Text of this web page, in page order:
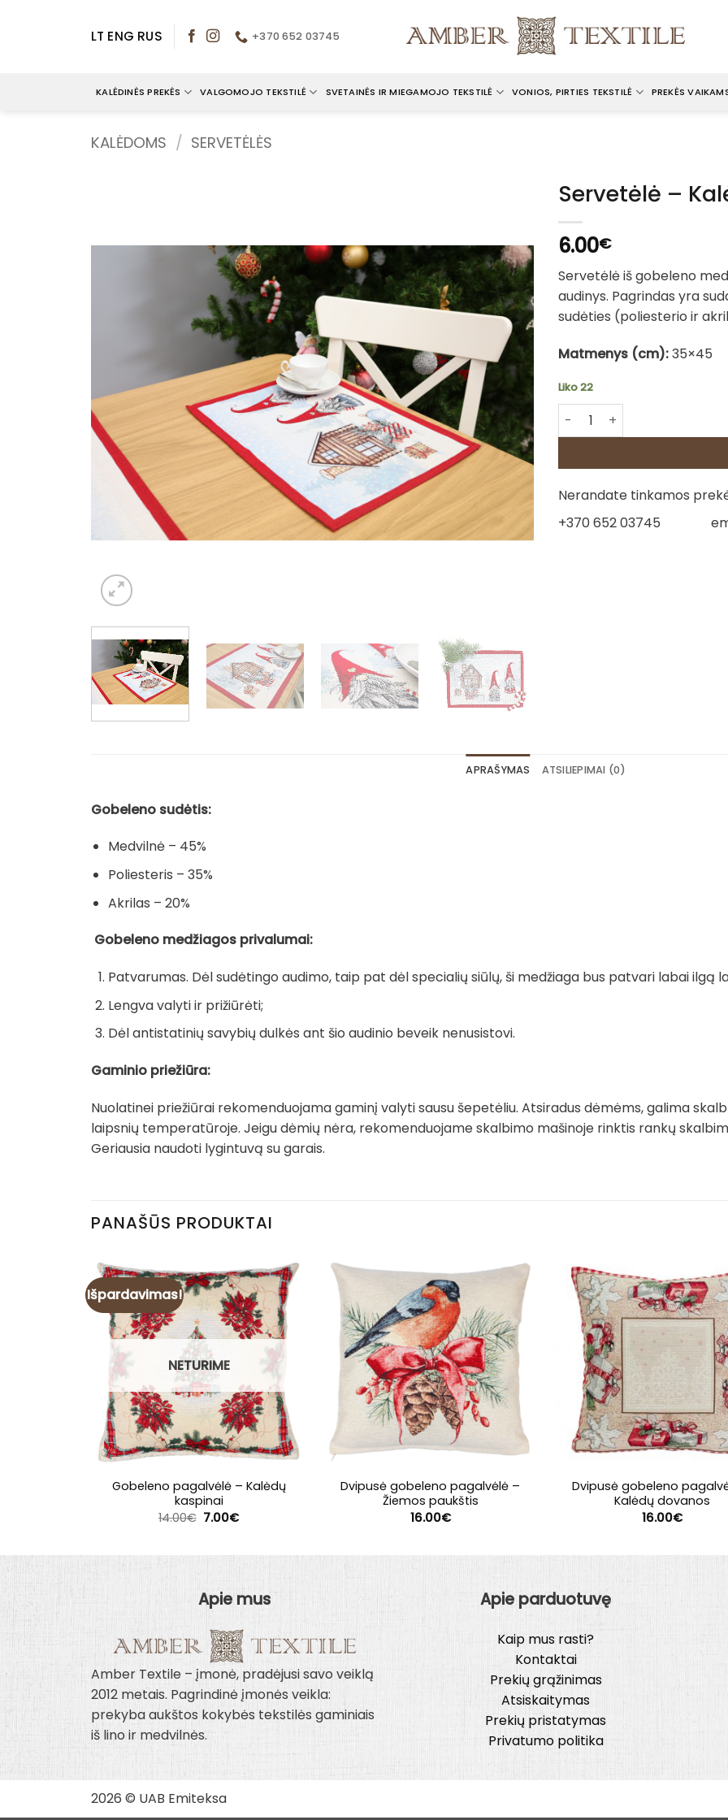
LT ENG RUS +370 652 03745
KALĖDINĖS PREKĖS VALGOMOJO TEKSTILĖ SVETAINĖS IR MIEGAMOJO TEKSTILĖ VONIOS, PIRTIES TEKSTILĖ PREKĖS
KALĖDOMS / SERVETĖLĖS
Servetėlė –
6.00€
Servetėlė iš gobeleno
audinys. Pagrindas yra
sudėties (poliesterio ir
Matmenys (cm):35×45
Liko 22
produkto kiekis: Servetėlė
Nerandate tinkamos
+370 652 03745
APRAŠYMAS ATSILIEPIMAI (0)
Gobeleno sudėtis:
Medvilnė – 45%
Poliesteris – 35%
Akrilas – 20%
Gobeleno medžiagos privalumai:
Patvarumas. Dėl sudėtingo audimo, taip pat dėl specialių siūlų, ši medžiaga bus patvari labai ilgą
Lengva valyti ir prižiūrėti;
Dėl antistatinių savybių dulkės ant šio audinio beveik nenusistovi.
Gaminio priežiūra:
Nuolatinei priežiūrai rekomenduojama gaminį valyti sausu šepetėliu. Atsiradus dėmėms, galima
laipsnių temperatūroje. Jeigu dėmių nėra, rekomenduojame skalbimo mašinoje rinktis rankų
Geriausia naudoti lygintuvą su garais.
PANAŠŪS PRODUKTAI
Išpardavimas!
NETURIME
Gobeleno pagalvėlė – Kalėdų
kaspinai
14.00€ Original
7.00€Current
Dvipusė gobeleno pagalvėlė –
Žiemos paukštis
16.00€
Dvipusė gobeleno
Kalėdų dovanos
16.00€
Apie mus
Amber Textile – įmonė, pradėjusi savo veiklą
2012 metais. Pagrindinė įmonės veikla:
prekyba aukštos kokybės tekstilės gaminiais
iš lino ir medvilnės.
Apie parduotuvę
Kaip mus rasti?
Kontaktai
Prekių grąžinimas
Atsiskaitymas
Prekių pristatymas
Privatumo politika
2026 © UAB Emiteksa